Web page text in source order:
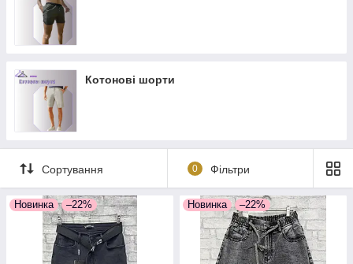
Котонові шорти
Сортування 0 Фільтри
Новинка –22% Новинка –22%